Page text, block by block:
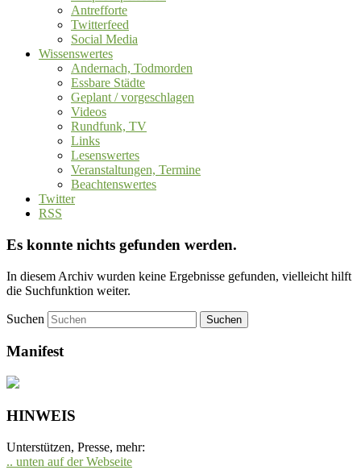
Antrefforte
Twitterfeed
Social Media
Wissenswertes
Andernach, Todmorden
Essbare Städte
Geplant / vorgeschlagen
Videos
Rundfunk, TV
Links
Lesenswertes
Veranstaltungen, Termine
Beachtenswertes
Twitter
RSS
Es konnte nichts gefunden werden.
In diesem Archiv wurden keine Ergebnisse gefunden, vielleicht hilft
die Suchfunktion weiter.
Suchen
Manifest
HINWEIS
Unterstützen, Presse, mehr:
.. unten auf der Webseite